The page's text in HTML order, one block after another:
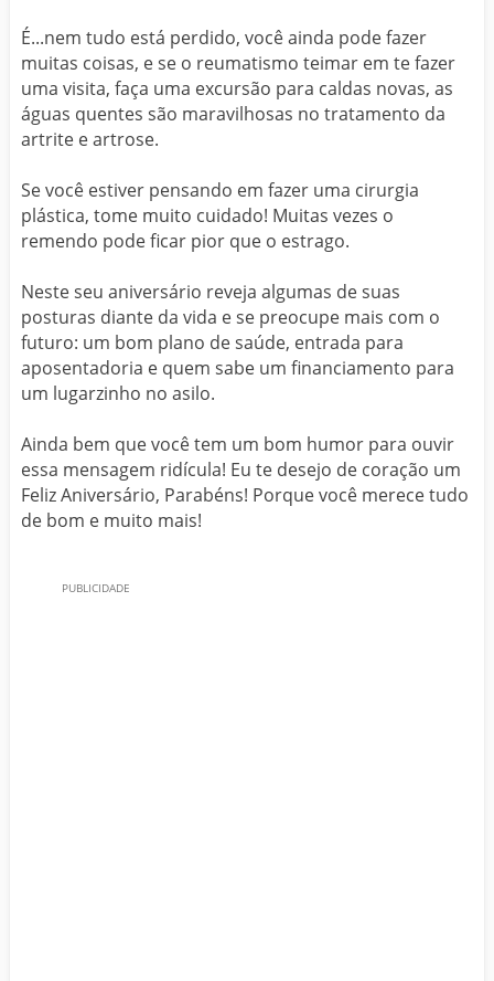
É...nem tudo está perdido, você ainda pode fazer
muitas coisas, e se o reumatismo teimar em te fazer
uma visita, faça uma excursão para caldas novas, as
águas quentes são maravilhosas no tratamento da
artrite e artrose.
Se você estiver pensando em fazer uma cirurgia
plástica, tome muito cuidado! Muitas vezes o
remendo pode ficar pior que o estrago.
Neste seu aniversário reveja algumas de suas
posturas diante da vida e se preocupe mais com o
futuro: um bom plano de saúde, entrada para
aposentadoria e quem sabe um financiamento para
um lugarzinho no asilo.
Ainda bem que você tem um bom humor para ouvir
essa mensagem ridícula! Eu te desejo de coração um
Feliz Aniversário, Parabéns! Porque você merece tudo
de bom e muito mais!